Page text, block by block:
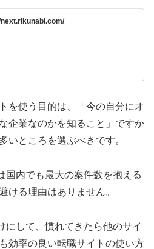
を使う目的は、「今の自分にオ
企業なのかを知ること」ですか
いところを選ぶべきです。
国内でも最大の案件数を抱える
ける理由はありません。
にして、慣れてきたら他のサイ
効率の良い転職サイトの使い方